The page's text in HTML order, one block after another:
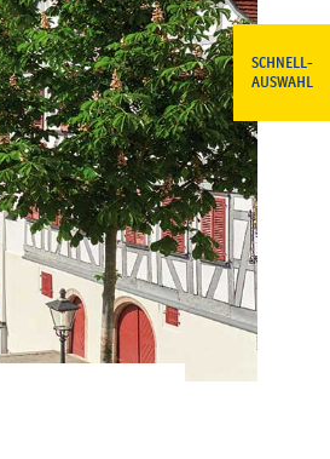
SCHNELL-
AUSWAHL